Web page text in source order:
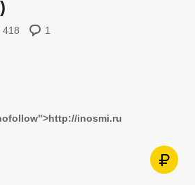
418 1
http://inosmi.ru